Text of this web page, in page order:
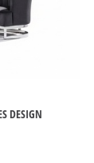
DESIGN